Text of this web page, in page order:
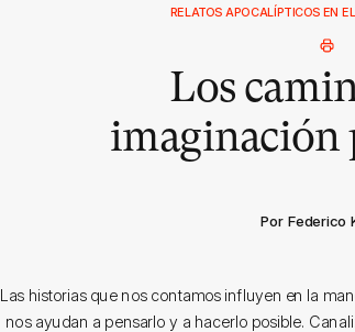
RELATOS APOCALÍPTICOS EN
Los
imaginación
Por Federico
Las historias que nos contamos influyen en la
nos ayudan a pensarlo y a hacerlo posible.